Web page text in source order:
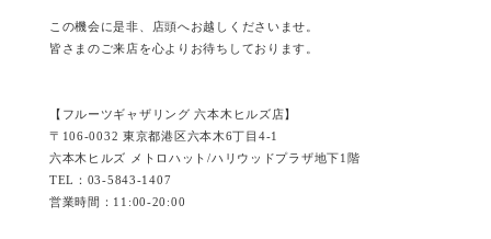
この機会に是非、店頭へお越しくださいませ。
皆さまのご来店を心よりお待ちしております。
【フルーツギャザリング 六本木ヒルズ店】
〒106-0032 東京都港区六本木6丁目4-1
六本木ヒルズ メトロハット/ハリウッドプラザ地下1階
TEL：03-5843-1407
営業時間：11:00-20:00